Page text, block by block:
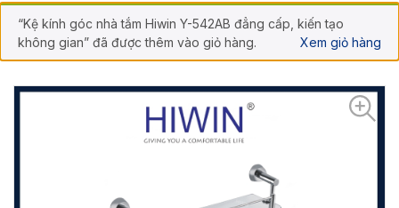
“Kệ kính góc nhà tắm Hiwin Y-542AB đẳng cấp, kiến tạo
không gian” đã được thêm vào giỏ hàng.
Xem giỏ hàng